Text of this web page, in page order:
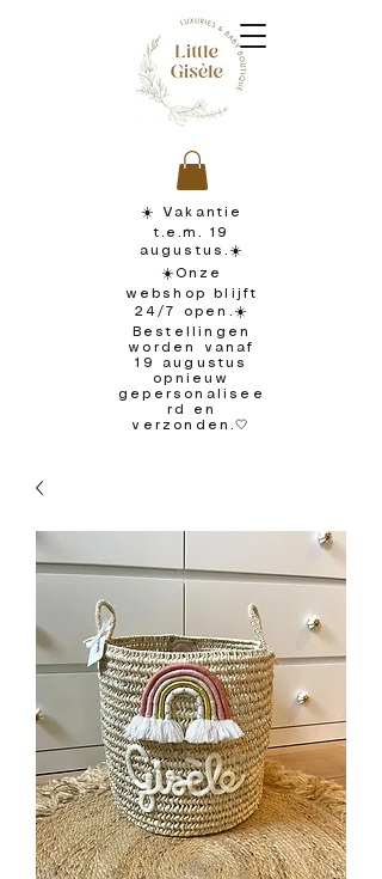
☀️ Vakantie
t.e.m. 19
augustus.☀️
☀️Onze
webshop blijft
24/7 open.☀️
Bestellingen
worden vanaf
19 augustus
opnieuw
gepersonalisee
rd en
verzonden.🤍